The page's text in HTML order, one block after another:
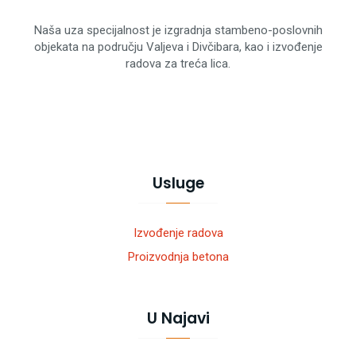
Naša uza specijalnost je izgradnja stambeno-poslovnih
objekata na području Valjeva i Divčibara, kao i izvođenje
radova za treća lica.
Usluge
Izvođenje radova
Proizvodnja betona
U Najavi